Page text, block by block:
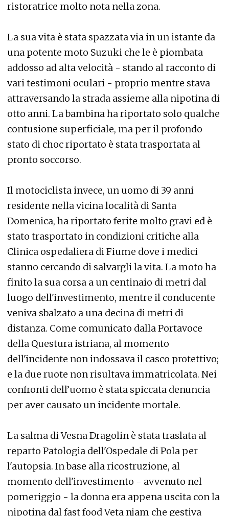
ristoratrice molto nota nella zona.
La sua vita è stata spazzata via in un istante da
una potente moto Suzuki che le è piombata
addosso ad alta velocità - stando al racconto di
vari testimoni oculari - proprio mentre stava
attraversando la strada assieme alla nipotina di
otto anni. La bambina ha riportato solo qualche
contusione superficiale, ma per il profondo
stato di choc riportato è stata trasportata al
pronto soccorso.
Il motociclista invece, un uomo di 39 anni
residente nella vicina località di Santa
Domenica, ha riportato ferite molto gravi ed è
stato trasportato in condizioni critiche alla
Clinica ospedaliera di Fiume dove i medici
stanno cercando di salvargli la vita. La moto ha
finito la sua corsa a un centinaio di metri dal
luogo dell'investimento, mentre il conducente
veniva sbalzato a una decina di metri di
distanza. Come comunicato dalla Portavoce
della Questura istriana, al momento
dell'incidente non indossava il casco protettivo;
e la due ruote non risultava immatricolata. Nei
confronti dell’uomo è stata spiccata denuncia
per aver causato un incidente mortale.
La salma di Vesna Dragolin è stata traslata al
reparto Patologia dell'Ospedale di Pola per
l'autopsia. In base alla ricostruzione, al
momento dell'investimento - avvenuto nel
pomeriggio - la donna era appena uscita con la
nipotina dal fast food Veta njam che gestiva